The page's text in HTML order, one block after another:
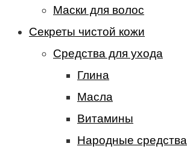
Маски для волос
Секреты чистой кожи
Средства для ухода
Глина
Масла
Витамины
Народные средства